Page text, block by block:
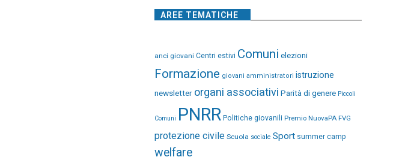
AREE TEMATICHE
anci giovani Centri estivi Comuni elezioni
Formazione giovani amministratori istruzione
newsletter organi associativi Parità di genere Piccoli
Comuni PNRR Politiche giovanili Premio NuovaPA FVG
protezione civile Scuola sociale Sport summer camp
welfare